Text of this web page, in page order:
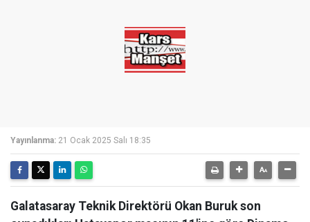
Yayınlanma: 21 Ocak 2025 Salı 18:35
Galatasaray Teknik Direktörü Okan Buruk son